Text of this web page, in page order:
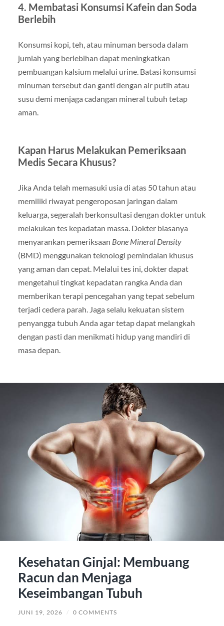
4. Membatasi Konsumsi Kafein dan Soda
Berlebih
Konsumsi kopi, teh, atau minuman bersoda dalam
jumlah yang berlebihan dapat meningkatkan
pembuangan kalsium melalui urine. Batasi konsumsi
minuman tersebut dan ganti dengan air putih atau
susu demi menjaga cadangan mineral tubuh tetap
aman.
Kapan Harus Melakukan Pemeriksaan
Medis Secara Khusus?
Jika Anda telah memasuki usia di atas 50 tahun atau
memiliki riwayat pengeroposan jaringan dalam
keluarga, segeralah berkonsultasi dengan dokter untuk
melakukan tes kepadatan massa. Dokter biasanya
menyarankan pemeriksaan Bone Mineral Density
(BMD) menggunakan teknologi pemindaian khusus
yang aman dan cepat. Melalui tes ini, dokter dapat
mengetahui tingkat kepadatan rangka Anda dan
memberikan terapi pencegahan yang tepat sebelum
terjadi cedera parah. Jaga selalu kekuatan sistem
penyangga tubuh Anda agar tetap dapat melangkah
dengan pasti dan menikmati hidup yang mandiri di
masa depan.
Kesehatan Ginjal: Membuang
Racun dan Menjaga
Keseimbangan Tubuh
JUNI 19, 2026 / 0 COMMENTS